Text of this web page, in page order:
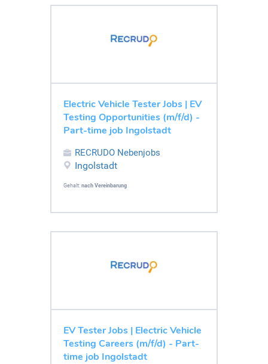
Electric Vehicle Tester Jobs | EV
Testing Opportunities (m/f/d) -
Part-time job Ingolstadt
RECRUDO Nebenjobs
Ingolstadt
Gehalt: nach Vereinbarung
EV Tester Jobs | Electric Vehicle
Testing Careers (m/f/d) - Part-
time job Ingolstadt